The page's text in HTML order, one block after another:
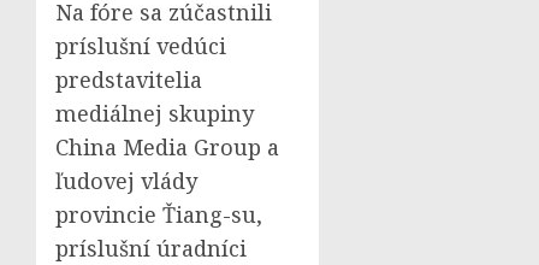
Na fóre sa zúčastnili
príslušní vedúci
predstavitelia
mediálnej skupiny
China Media Group a
ľudovej vlády
provincie Ťiang-su,
príslušní úradníci